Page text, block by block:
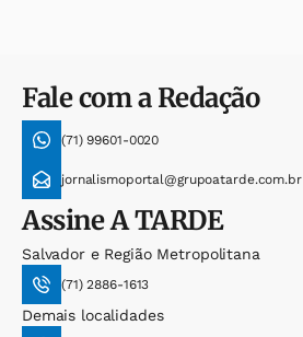
Fale com a Redação
(71) 99601-0020
jornalismoportal@grupoatarde.com.br
AssineA TARDE
Salvador e Região Metropolitana
(71) 2886-1613
Demais localidades